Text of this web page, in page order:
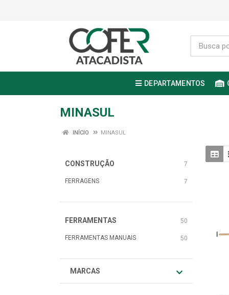
DEPARTAMENTOS
MINASUL
INÍCIO MINASUL
CONSTRUÇÃO 7
FERRAGENS 7
FERRAMENTAS 50
FERRAMENTAS MANUAIS 50
MARCAS